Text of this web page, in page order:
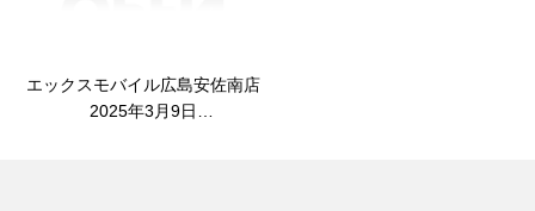
エックスモバイル広島安佐南店
2025年3月9日